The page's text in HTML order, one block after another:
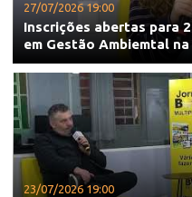
27/07/2026 19:00
Inscrições abertas para
em Gestão Ambiemtal
23/07/2026 19:00